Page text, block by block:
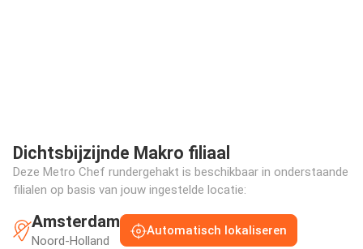
Dichtsbijzijnde Makro filiaal
Deze Metro Chef rundergehakt is beschikbaar in onderstaande
filialen op basis van jouw ingestelde locatie:
Amsterdam
Noord-Holland
Automatisch lokaliseren